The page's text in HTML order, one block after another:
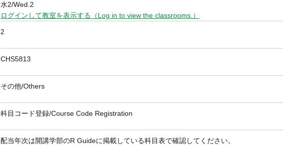
水2/Wed.2
ログインして教室を表示する（Log in to view the classrooms.）
2
CHS5813
その他/Others
科目コード登録/Course Code Registration
配当年次は開講学部のR Guideに掲載している科目表で確認してください。